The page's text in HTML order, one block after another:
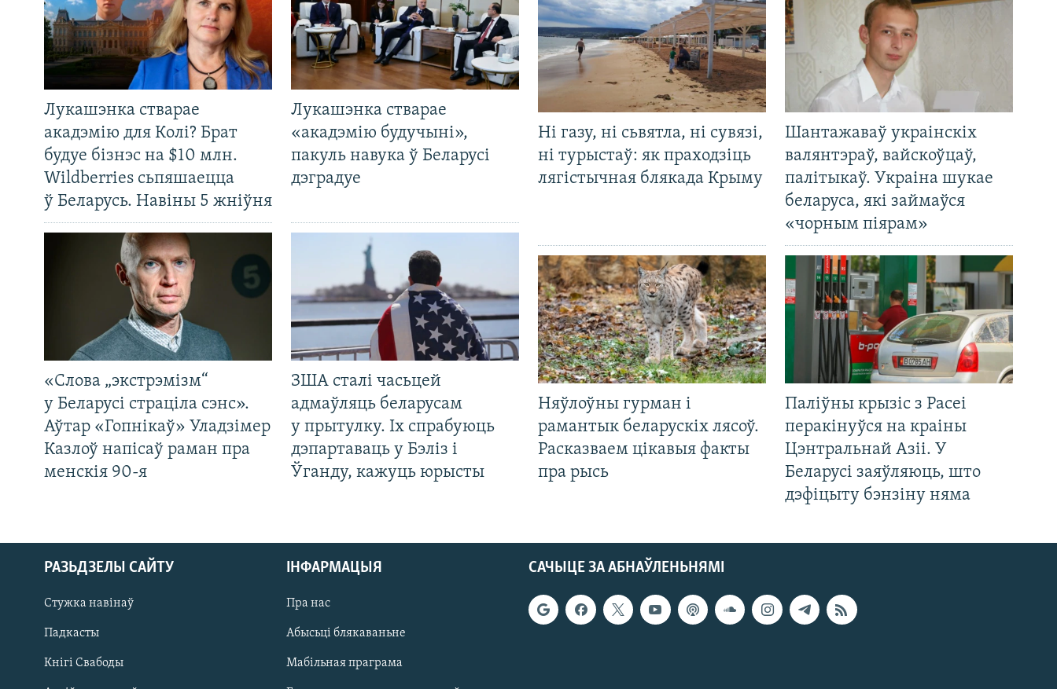
Лукашэнка стварае
акадэмію для Колі? Брат
будуе бізнэс на $10 млн.
Wildberries сьпяшаецца
ў Беларусь. Навіны 5 жніўня
Лукашэнка стварае
«акадэмію будучыні»,
пакуль навука ў Беларусі
дэградуе
«Слова „экстрэмізм“
у Беларусі страціла сэнс».
Аўтар «Гопнікаў» Уладзімер
Казлоў напісаў раман пра
менскія 90-я
ЗША сталі часьцей
адмаўляць беларусам
у прытулку. Іх спрабуюць
дэпартаваць у Бэліз і
Ўганду, кажуць юрысты
Ні газу, ні сьвятла, ні сувязі,
ні турыстаў: як праходзіць
лягістычная блякада Крыму
Шантажаваў украінскіх
валянтэраў, вайскоўцаў,
палітыкаў. Украіна шукае
беларуса, які займаўся
«чорным піярам»
Няўлоўны гурман і
рамантык беларускіх лясоў.
Расказваем цікавыя факты
пра рысь
Паліўны крызіс з Расеі
перакінуўся на краіны
Цэнтральнай Азіі. У
Беларусі заяўляюць, што
дэфіцыту бэнзіну няма
САЧЫЦЕ ЗА АБНАЎЛЕНЬНЯМІ
РАЗЬДЗЕЛЫ САЙТУ
Стужка навінаў
Падкасты
Кнігі Свабоды
ІНФАРМАЦЫЯ
Пра нас
Абысьці блякаваньне
Мабільная праграма